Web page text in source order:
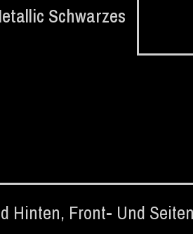
Schwarzes
Hinten, Front- Und